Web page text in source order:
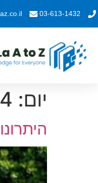
03-613-1432
יום: 24